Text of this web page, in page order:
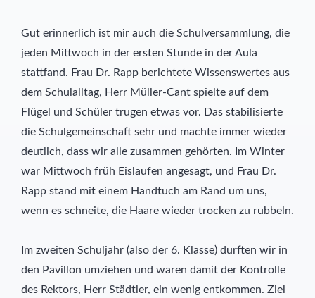
Gut erinnerlich ist mir auch die Schulversammlung, die
jeden Mittwoch in der ersten Stunde in der Aula
stattfand. Frau Dr. Rapp berichtete Wissenswertes aus
dem Schulalltag, Herr Müller-Cant spielte auf dem
Flügel und Schüler trugen etwas vor. Das stabilisierte
die Schulgemeinschaft sehr und machte immer wieder
deutlich, dass wir alle zusammen gehörten. Im Winter
war Mittwoch früh Eislaufen angesagt, und Frau Dr.
Rapp stand mit einem Handtuch am Rand um uns,
wenn es schneite, die Haare wieder trocken zu rubbeln.
Im zweiten Schuljahr (also der 6. Klasse) durften wir in
den Pavillon umziehen und waren damit der Kontrolle
des Rektors, Herr Städtler, ein wenig entkommen. Ziel